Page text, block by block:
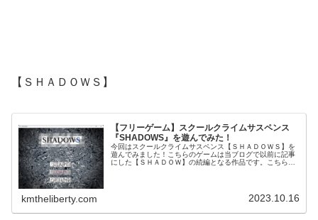
【ＳＨＡＤＯＷＳ】
【フリーゲーム】スクールクライムサスペンス
『SHADOWS』を遊んでみた！
今回はスクールクライムサスペンス【ＳＨＡＤＯＷＳ】を
遊んでみました！こちらのゲームは当ブログで以前に記事
にした【ＳＨＡＤＯＷ】の続編となる作品です。こちらを
kmtheliberty.com 2023.10.16